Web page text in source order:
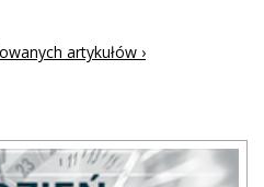
artykułów ›